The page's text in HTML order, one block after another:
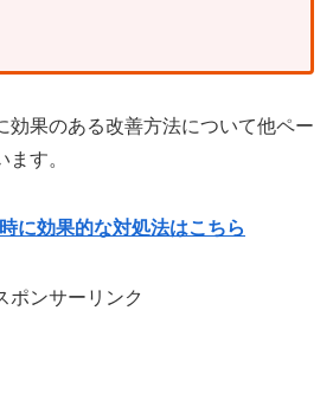
効果のある改善方法について他ペー
す。
に効果的な対処法はこちら
ポンサーリンク